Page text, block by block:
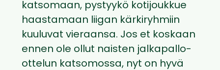
katsomaan, pystyykö kotijoukkue
haastamaan liigan kärkiryhmiin
kuuluvat vieraansa. Jos et koskaan
ennen ole ollut naisten jalkapallo-
ottelun katsomossa, nyt on hyvä